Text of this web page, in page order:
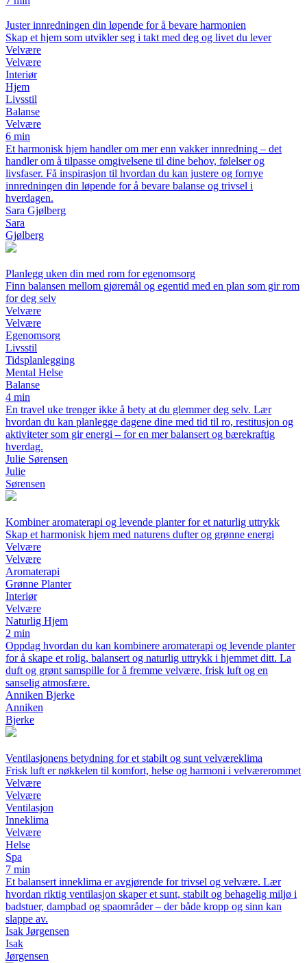
Juster innredningen din løpende for å bevare harmonien
Skap et hjem som utvikler seg i takt med deg og livet du lever
Velvære
Velvære
Interiør
Hjem
Livsstil
Balanse
Velvære
6 min
Et harmonisk hjem handler om mer enn vakker innredning – det
handler om å tilpasse omgivelsene til dine behov, følelser og
livsfaser. Få inspirasjon til hvordan du kan justere og fornye
innredningen din løpende for å bevare balanse og trivsel i
hverdagen.
Sara Gjølberg
Sara
Gjølberg
Planlegg uken din med rom for egenomsorg
Finn balansen mellom gjøremål og egentid med en plan som gir rom
for deg selv
Velvære
Velvære
Egenomsorg
Livsstil
Tidsplanlegging
Mental Helse
Balanse
4 min
En travel uke trenger ikke å bety at du glemmer deg selv. Lær
hvordan du kan planlegge dagene dine med tid til ro, restitusjon og
aktiviteter som gir energi – for en mer balansert og bærekraftig
hverdag.
Julie Sørensen
Julie
Sørensen
Kombiner aromaterapi og levende planter for et naturlig uttrykk
Skap et harmonisk hjem med naturens dufter og grønne energi
Velvære
Velvære
Aromaterapi
Grønne Planter
Interiør
Velvære
Naturlig Hjem
2 min
Oppdag hvordan du kan kombinere aromaterapi og levende planter
for å skape et rolig, balansert og naturlig uttrykk i hjemmet ditt. La
duft og grønt samspille for å fremme velvære, frisk luft og en
sanselig atmosfære.
Anniken Bjerke
Anniken
Bjerke
Ventilasjonens betydning for et stabilt og sunt velværeklima
Frisk luft er nøkkelen til komfort, helse og harmoni i velværerommet
Velvære
Velvære
Ventilasjon
Inneklima
Velvære
Helse
Spa
7 min
Et balansert inneklima er avgjørende for trivsel og velvære. Lær
hvordan riktig ventilasjon skaper et sunt, stabilt og behagelig miljø i
badstuer, dampbad og spaområder – der både kropp og sinn kan
slappe av.
Isak Jørgensen
Isak
Jørgensen